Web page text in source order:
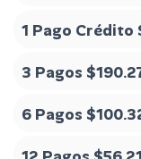
1 Pago Crédito
3 Pagos
6 Pagos